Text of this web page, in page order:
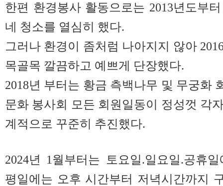
한편 환경봉사 활동으로는 2013년도부
네 청소를 열심히 했다.
그러나 환경이 좀처럼 나아지지 않아
목골목 깔끔하고 예쁘게 단장했다.
2018년 부터는 황금 측백나무 및 무궁화
문화 봉사회 모든 회원일동이 정성껏 각
계적으로 꾸준히 추진했다.
2024년 1월부터는 토요일.일요일.공휴
평일에는 오후 시간부터 저녁시간까지